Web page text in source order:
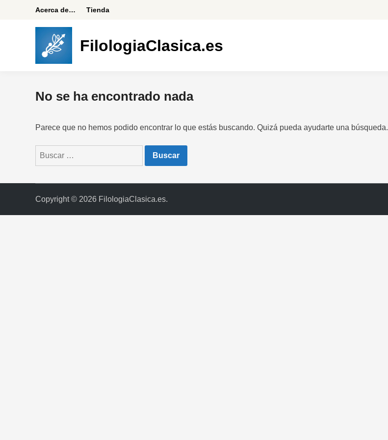
Acerca de… Tienda
FilologiaClasica.es
No se ha encontrado nada
Parece que no hemos podido encontrar lo que estás buscando. Quizá pueda ayudarte una búsqueda.
Buscar:
Copyright © 2026 FilologiaClasica.es.